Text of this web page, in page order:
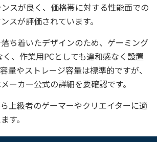
スが良く、価格帯に対する性能面での
スが評価されています。
ち着いたデザインのため、ゲーミング
、作業用PCとしても違和感なく設置
量やストレージ容量は標準的ですが、
ーカー公式の詳細を要確認です。
上級者のゲーマーやクリエイターに適
す。